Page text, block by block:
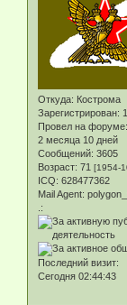
Откуда: Кострома
Зарегистрирован:
Провел на форуме:
2 месяца 10 дней
Сообщений: 3605
Возраст: 71 [1954-
ICQ: 628477362
Mail Agent:
.:
Последний визит:
Сегодня 02:44:43